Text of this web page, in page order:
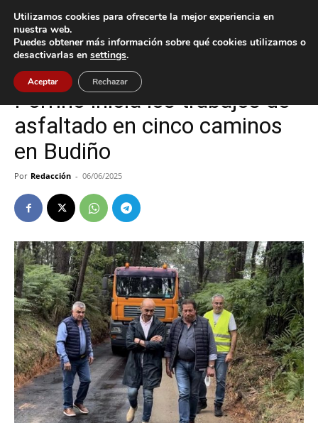
Inicio O Porriño
O Porriño
Porriño inicia los trabajos de
asfaltado en cinco caminos
en Budiño
Por Redacción - 06/06/2025
Utilizamos cookies para ofrecerte la mejor experiencia en
nuestra web.
Puedes obtener más información sobre qué cookies utilizamos o
desactivarlas en settings.
Aceptar Rechazar